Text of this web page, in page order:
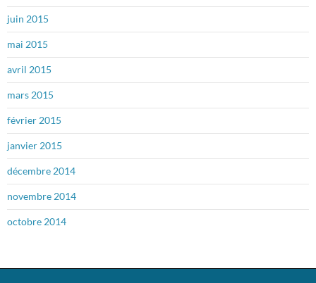
juin 2015
mai 2015
avril 2015
mars 2015
février 2015
janvier 2015
décembre 2014
novembre 2014
octobre 2014